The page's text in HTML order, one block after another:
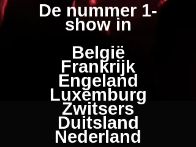
De nummer 1-
show in
België
Frankrijk
Engeland
Luxemburg
Zwitsers
Duitsland
Nederland